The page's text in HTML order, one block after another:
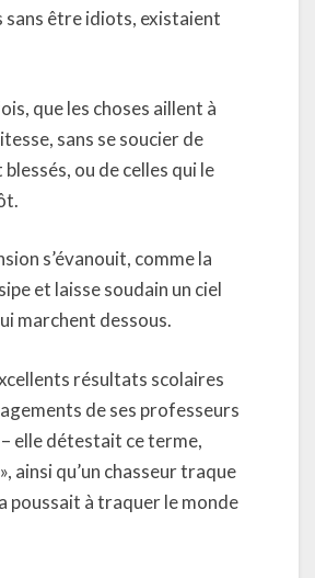
sans être idiots, existaient
que les choses aillent à
sans se soucier de
ou de celles qui le
s’évanouit, comme la
et laisse soudain un ciel
marchent dessous.
résultats scolaires
de ses professeurs
elle détestait ce terme,
ainsi qu’un chasseur traque
poussait à traquer le monde